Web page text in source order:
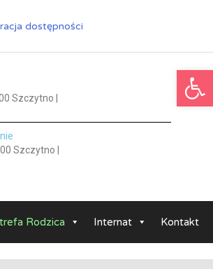
dostępności
Szczytno |
Szczytno |
Rodzica Internat Kontakt